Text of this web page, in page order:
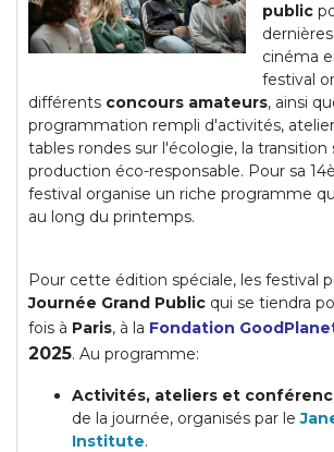
public
cinéma
festival
différents concours amateurs, ainsi
programmation rempli d'activités,
tables rondes sur l'écologie, la transition
production éco-responsable. Pour sa
festival organise un riche programme
au long du printemps.
Pour cette édition spéciale, les festival
Journée Grand Public qui se tiendra
fois à Paris, à la Fondation
2025. Au programme:
Activités, ateliers et
de la journée, organisés par le
Institute.